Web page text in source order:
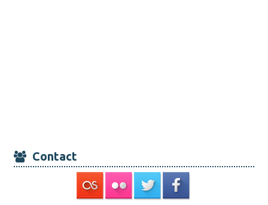
Contact